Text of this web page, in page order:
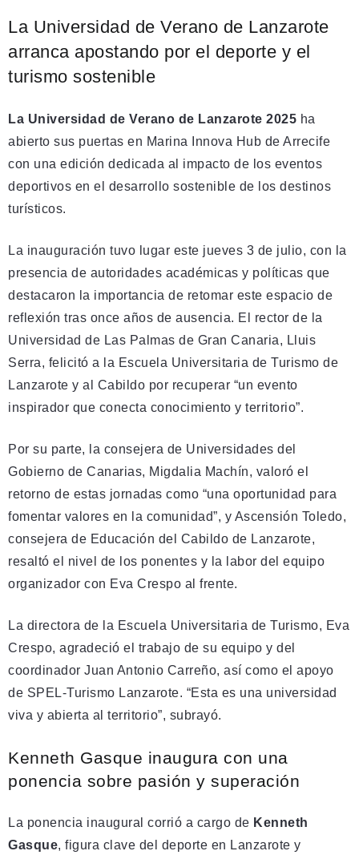
La Universidad de Verano de Lanzarote
arranca apostando por el deporte y el
turismo sostenible
La Universidad de Verano de Lanzarote 2025 ha
abierto sus puertas en Marina Innova Hub de Arrecife
con una edición dedicada al impacto de los eventos
deportivos en el desarrollo sostenible de los destinos
turísticos.
La inauguración tuvo lugar este jueves 3 de julio, con la
presencia de autoridades académicas y políticas que
destacaron la importancia de retomar este espacio de
reflexión tras once años de ausencia. El rector de la
Universidad de Las Palmas de Gran Canaria, Lluis
Serra, felicitó a la Escuela Universitaria de Turismo de
Lanzarote y al Cabildo por recuperar “un evento
inspirador que conecta conocimiento y territorio”.
Por su parte, la consejera de Universidades del
Gobierno de Canarias, Migdalia Machín, valoró el
retorno de estas jornadas como “una oportunidad para
fomentar valores en la comunidad”, y Ascensión Toledo,
consejera de Educación del Cabildo de Lanzarote,
resaltó el nivel de los ponentes y la labor del equipo
organizador con Eva Crespo al frente.
La directora de la Escuela Universitaria de Turismo, Eva
Crespo, agradeció el trabajo de su equipo y del
coordinador Juan Antonio Carreño, así como el apoyo
de SPEL-Turismo Lanzarote. “Esta es una universidad
viva y abierta al territorio”, subrayó.
Kenneth Gasque inaugura con una
ponencia sobre pasión y superación
La ponencia inaugural corrió a cargo de Kenneth
Gasque, figura clave del deporte en Lanzarote y